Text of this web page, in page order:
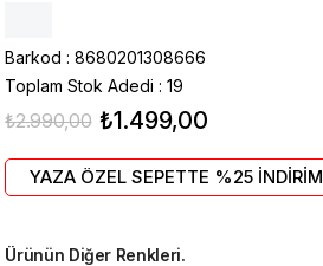
Barkod : 8680201308666
Toplam Stok Adedi : 19
₺2.990,00 ₺1.499,00
YAZA ÖZEL SEPETTE %25 İNDİRİM
Ürünün Diğer Renkleri.